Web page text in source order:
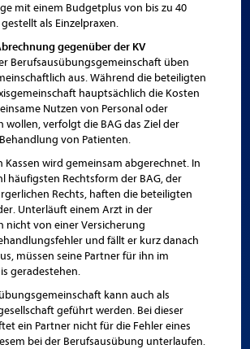
mit einem Budgetplus von bis zu 40
als Einzelpraxen.
gegenüber der KV
Berufsausübungsgemeinschaft üben
aus. Während die beteiligten
hauptsächlich die Kosten
Nutzen von Personal oder
wollen, verfolgt die BAG das Ziel der
von Patienten.
Kassen wird gemeinsam abgerechnet. In
häufigsten Rechtsform der BAG, der
Rechts, haften die beteiligten
Unterläuft einem Arzt in der
nicht von einer Versicherung
und fällt er kurz danach
müssen seine Partner für ihn im
geradestehen.
kann auch als
geführt werden. Bei dieser
ein Partner nicht für die Fehler eines
bei der Berufsausübung unterlaufen.